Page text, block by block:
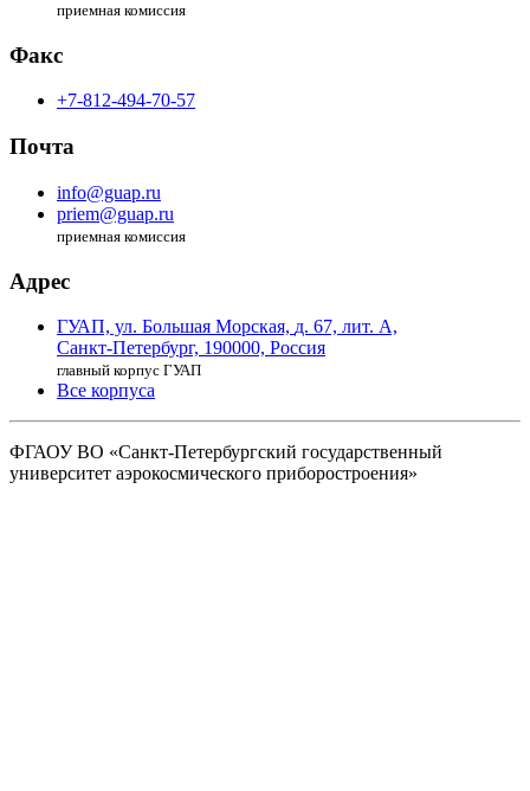
приемная комиссия
Факс
+7-812-494-70-57
Почта
info@guap.ru
priem@guap.ru
приемная комиссия
Адрес
ГУАП, ул. Большая Морская, д. 67, лит. А,
Санкт-Петербург, 190000, Россия
главный корпус ГУАП
Все корпуса
ФГАОУ ВО «Санкт-Петербургский государственный
университет аэрокосмического приборостроения»